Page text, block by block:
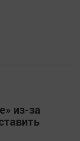
из-за